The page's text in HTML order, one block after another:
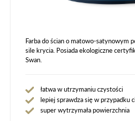
Farba do ścian o matowo-satynowym
sile krycia. Posiada ekologiczne
Swan.
łatwa w utrzymaniu czystości
lepiej sprawdza się w przypadku
super wytrzymała powierzchnia